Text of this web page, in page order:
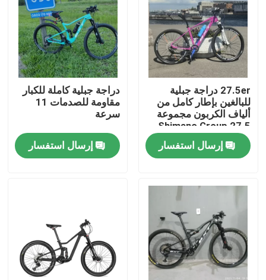
حولنا
جولة في المصنع
مراقبة الجودة
اتصل بنا
اطلب اقتباس
دراجة جبلية الكربون
دراجة طريق الكربون
إطار الدراجة الجبلية الكربونية
27.5er دراجة جبلية
للبالغين بإطار كامل من
ألياف الكربون مجموعة
Shimano Group 27.5
إرسال استفسار
دراجة جبلية كاملة للكبار
مقاومة للصدمات 11
سرعة
إرسال استفسار